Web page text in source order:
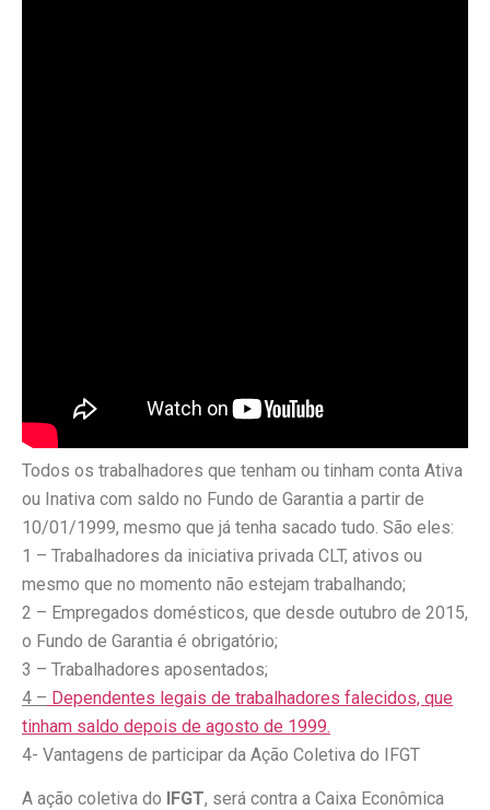
Todos os trabalhadores que tenham ou tinham conta Ativa
ou Inativa com saldo no Fundo de Garantia a partir de
10/01/1999, mesmo que já tenha sacado tudo. São eles:
1 – Trabalhadores da iniciativa privada CLT, ativos ou
mesmo que no momento não estejam trabalhando;
2 – Empregados domésticos, que desde outubro de 2015,
o Fundo de Garantia é obrigatório;
3 – Trabalhadores aposentados;
4 – Dependentes legais de trabalhadores falecidos, que
tinham saldo depois de agosto de 1999.
4- Vantagens de participar da Ação Coletiva do IFGT
A ação coletiva do IFGT, será contra a Caixa Econômica